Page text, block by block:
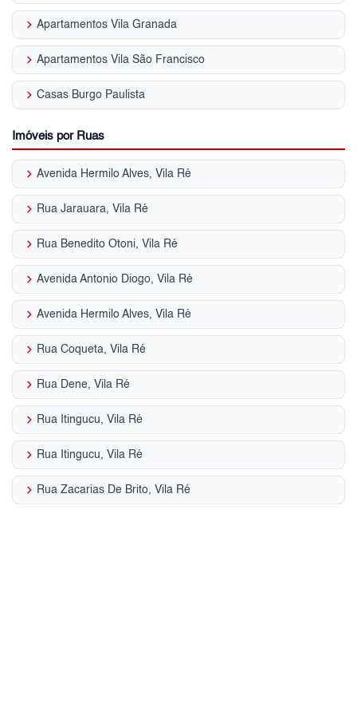
keyboard_arrow_right Apartamentos Vila Granada
keyboard_arrow_right Apartamentos Vila São Francisco
keyboard_arrow_right Casas Burgo Paulista
Imóveis por Ruas
keyboard_arrow_right Avenida Hermilo Alves, Vila Ré
keyboard_arrow_right Rua Jarauara, Vila Ré
keyboard_arrow_right Rua Benedito Otoni, Vila Ré
keyboard_arrow_right Avenida Antonio Diogo, Vila Ré
keyboard_arrow_right Avenida Hermilo Alves, Vila Ré
keyboard_arrow_right Rua Coqueta, Vila Ré
keyboard_arrow_right Rua Dene, Vila Ré
keyboard_arrow_right Rua Itingucu, Vila Ré
keyboard_arrow_right Rua Itingucu, Vila Ré
keyboard_arrow_right Rua Zacarias De Brito, Vila Ré